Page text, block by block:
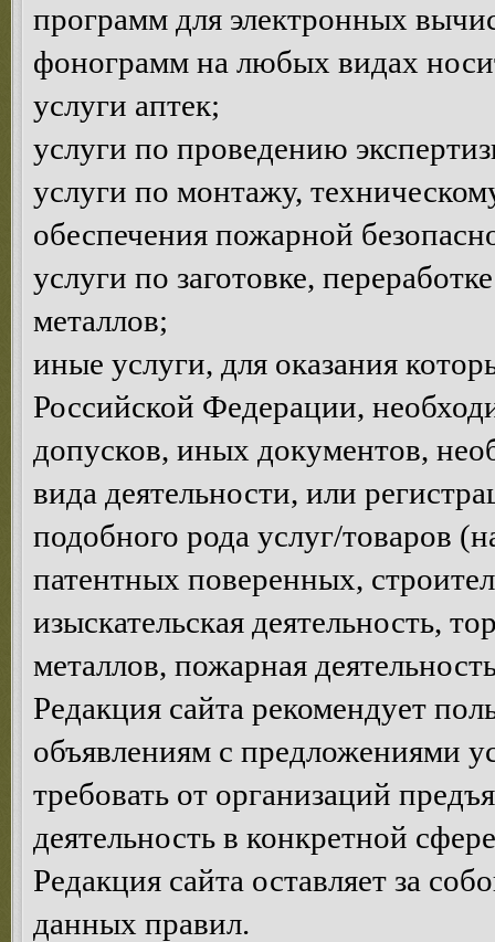
программ для электронных
фонограмм на любых видах
услуги аптек;
услуги по проведению
услуги по монтажу,
обеспечения пожарной
услуги по заготовке,
металлов;
иные услуги, для оказания
Российской Федерации,
допусков, иных документов,
вида деятельности, или
подобного рода услуг/товаров
патентных поверенных,
изыскательская деятельность,
металлов, пожарная
Редакция сайта рекомендует
объявлениям с предложениями
требовать от организаций
деятельность в конкретной
Редакция сайта оставляет за
данных правил.